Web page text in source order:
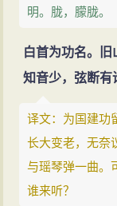
明。胧，朦胧。
白首为功名。旧
知音少，弦断有
译文：为国建功
长大变老，无奈
与瑶琴弹一曲。
谁来听？